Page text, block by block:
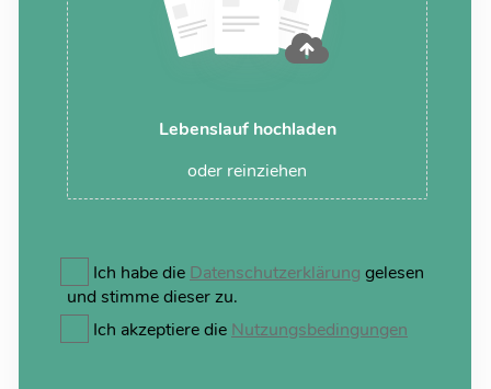
Lebenslauf hochladen
oder reinziehen
Ich habe die Datenschutzerklärung gelesen
und stimme dieser zu.
Ich akzeptiere die Nutzungsbedingungen